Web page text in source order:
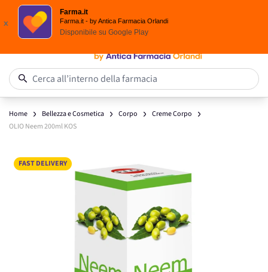
x
Farma.it
Farma.it - by Antica Farmacia Orlandi
Disponibile su Google Play
Salta al contenuto
Cerca all’interno della farmacia
Home Bellezza e Cosmetica Corpo
Creme Corpo
OLIO Neem 200ml KOS
FAST DELIVERY
Main image
Click to view image in fullscreen